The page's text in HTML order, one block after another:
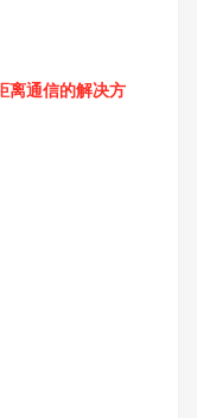
离通信的解决方